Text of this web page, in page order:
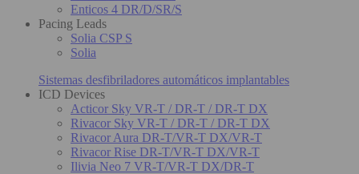
Enticos 4 DR/D/SR/S
Pacing Leads
Solia CSP S
Solia
Sistemas desfibriladores automáticos implantables
ICD Devices
Acticor Sky VR-T / DR-T / DR-T DX
Rivacor Sky VR-T / DR-T / DR-T DX
Rivacor Aura DR-T/VR-T DX/VR-T
Rivacor Rise DR-T/VR-T DX/VR-T
Ilivia Neo 7 VR-T/VR-T DX/DR-T